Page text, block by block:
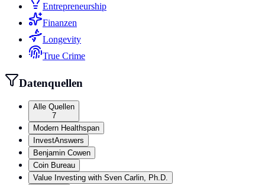
Entrepreneurship
Finanzen
Longevity
True Crime
Datenquellen
Alle Quellen
7
Modern Healthspan
InvestAnswers
Benjamin Cowen
Coin Bureau
Value Investing with Sven Carlin, Ph.D.